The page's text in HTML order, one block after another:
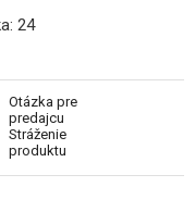
24
Otázka pre
predajcu
Stráženie
produktu